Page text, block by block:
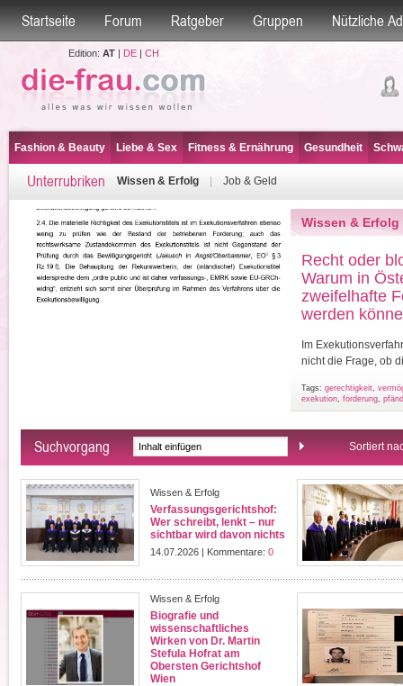
Startseite Forum Ratgeber Gruppen Nützliche
Edition: AT| DE| CH
Fashion & Beauty Liebe & Sex Fitness & Ernährung Gesundheit
Unterrubriken Wissen & Erfolg Job & Geld
Wissen & Erfolg
Recht oder
Warum in
zweifelhafte
werden
Im
nicht die Frage, ob
Tags: gerechtigkeit,
exekution, forderung,
Suchvorgang Sortiert
Wissen & Erfolg
Verfassungsgerichtshof:
Wer schreibt, lenkt – nur
sichtbar wird davon nichts
14.07.2026 | Kommentare: 0
Wissen & Erfolg
Biografie und
wissenschaftliches
Wirken von Dr. Martin
Stefula Hofrat am
Obersten Gerichtshof
Wien